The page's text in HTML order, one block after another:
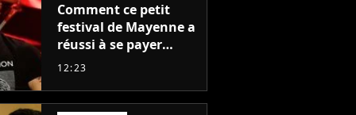
Comment ce petit
festival de Mayenne a
réussi à se payer
Robbie Williams, Jul et
12:23